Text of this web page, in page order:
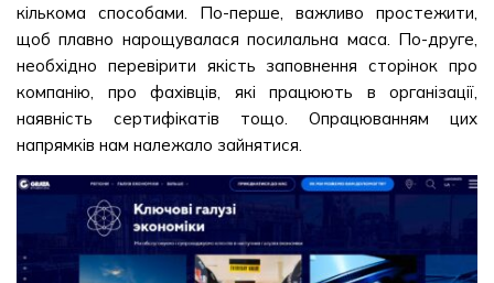
кількома способами. По-перше, важливо простежити,
щоб плавно нарощувалася посилальна маса. По-друге,
необхідно перевірити якість заповнення сторінок про
компанію, про фахівців, які працюють в організації,
наявність сертифікатів тощо. Опрацюванням цих
напрямків нам належало зайнятися.